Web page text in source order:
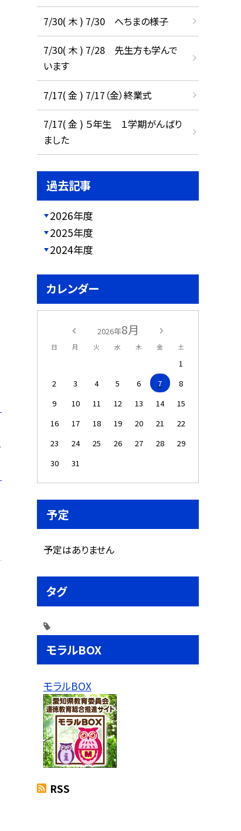
7/30( 木 ) 7/30 へちまの様子
7/30( 木 ) 7/28 先生方も学んで
います
7/17( 金 ) 7/17（金）終業式
7/17( 金 ) ５年生 １学期がんばり
ました
過去記事
2026年度
2025年度
2024年度
カレンダー
2026年8月
日 月 火 水 木 金 土
1
2
3 4 5 6 7
8
9
10 11 12 13 14
15
16
17 18 19 20 21
22
23
24 25 26 27 28
29
30
31
予定
予定はありません
タグ
モラルBOX
モラルBOX
RSS